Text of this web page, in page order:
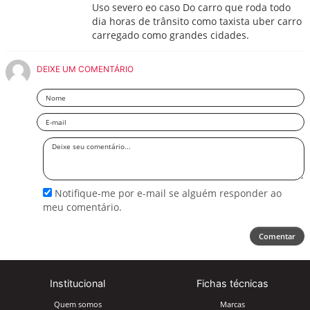
Uso severo eo caso Do carro que roda todo
dia horas de trânsito como taxista uber carro
carregado como grandes cidades.
DEIXE UM COMENTÁRIO
Nome
Email
Deixe
Notifique-me por e-mail se alguém responder ao
meu comentário.
Comentar
Institucional
Quem somos
Fichas técnicas
Marcas